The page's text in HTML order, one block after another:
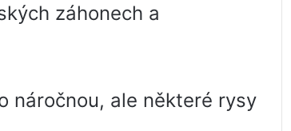
záhonech a
náročnou, ale některé rysy